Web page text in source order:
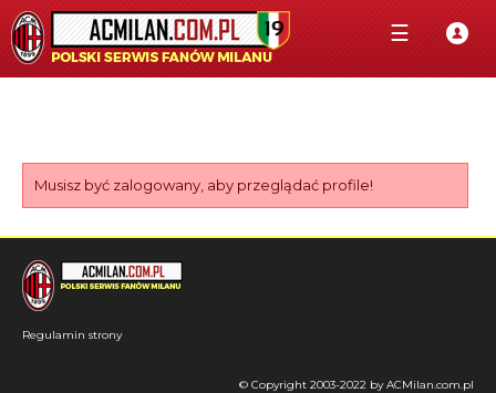
☰
Musisz być zalogowany, aby przeglądać profile!
Regulamin strony
© Copyright 2003-2022 by ACMilan.com.pl